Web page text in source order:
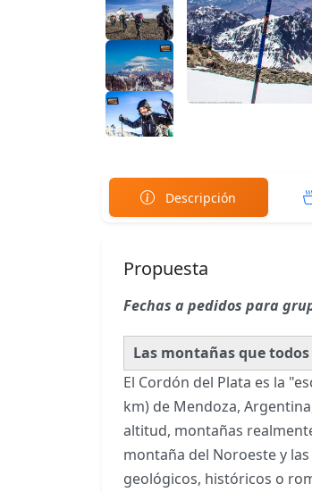
Descripción
Propuesta
Fechas a pedidos para
Las montañas que
El Cordón del Plata es la
km) de Mendoza,
altitud, montañas
montaña del Noroeste y
geológicos, históricos o